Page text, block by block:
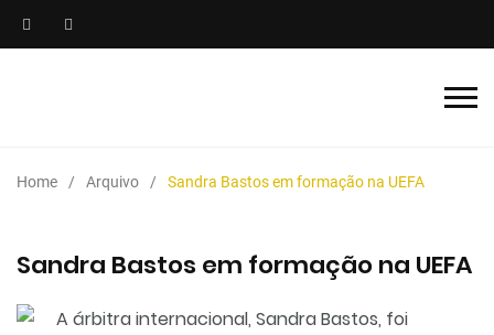
Home Arquivo Sandra Bastos em formação na UEFA
Sandra Bastos em formação na UEFA
A árbitra internacional, Sandra Bastos, foi